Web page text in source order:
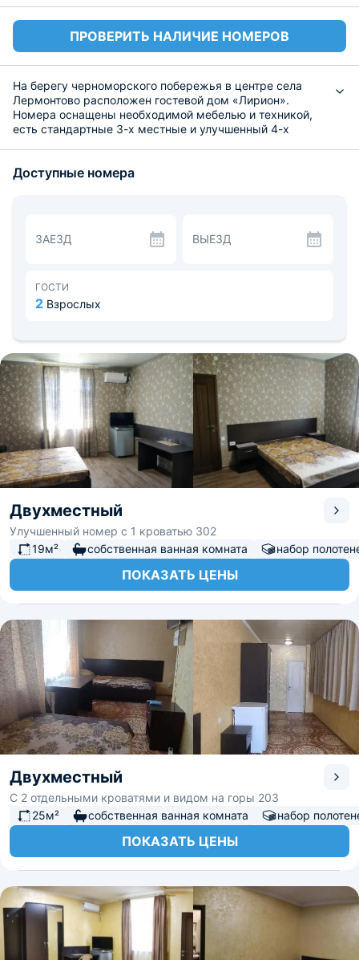
ПРОВЕРИТЬ НАЛИЧИЕ НОМЕРОВ
На берегу черноморского побережья в центре села
Лермонтово расположен гостевой дом «Лирион».
Номера оснащены необходимой мебелью и техникой,
есть стандартные 3-х местные и улучшенный 4-х
видом на море с террасы на мансардном этаже. Из
есть кафе и продуктовый магазин.
Рядом до аэропорта - 50 км.
Доступные номера
ЗАЕЗД ВЫЕЗД
ГОСТИ
2 Взрослых
Двухместный
Улучшенный номер с 1 кроватью 302
19м²
собственная ванная комната набор
ПОКАЗАТЬ ЦЕНЫ
Двухместный
С 2 отдельными кроватями и видом на горы 203
25м²
собственная ванная комната набор
ПОКАЗАТЬ ЦЕНЫ